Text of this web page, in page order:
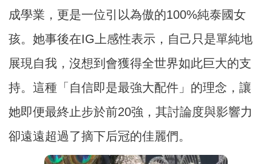
成學業，更是一位引以為傲的100%純泰國女
孩。她事後在IG上感性表示，自己只是單純地
展現自我，沒想到會獲得全世界如此巨大的支
持。這種「自信即是最強大配件」的理念，讓
她即便最終止步於前20強，其討論度與影響力
卻遠遠超過了摘下后冠的佳麗們。